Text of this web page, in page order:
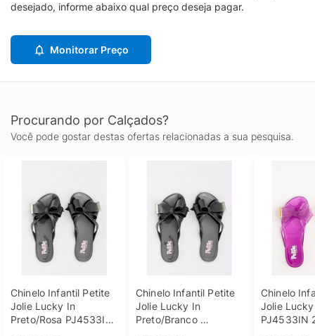
desejado, informe abaixo qual preço deseja pagar.
Monitorar Preço
Procurando por Calçados?
Você pode gostar destas ofertas relacionadas a sua pesquisa.
Chinelo Infantil Petite
Jolie Lucky In
Preto/Rosa PJ4533IN
Chinelo Infantil Petite
Jolie Lucky In
Preto/Branco
Chinelo
Jolie
PJ4533IN